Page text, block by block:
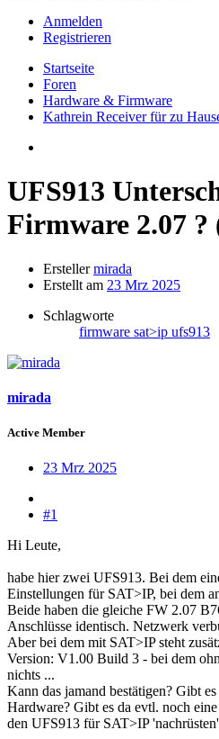
Anmelden
Registrieren
Startseite
Foren
Hardware & Firmware
Kathrein Receiver für zu
UFS913
Firmware 2.07
Ersteller mirada
Erstellt am 23 Mrz 2025
Schlagworte
firmware sat>ip ufs913
mirada
Active Member
23 Mrz 2025
#1
Hi Leute,
habe hier zwei UFS913. Bei dem
Einstellungen für SAT>IP, bei dem
Beide haben die gleiche FW 2.07
Anschlüsse identisch. Netzwerk
Aber bei dem mit SAT>IP steht
Version: V1.00 Build 3 - bei dem
nichts ...
Kann das jamand bestätigen? Gibt
Hardware? Gibt es da evtl. noch
den UFS913 für SAT>IP